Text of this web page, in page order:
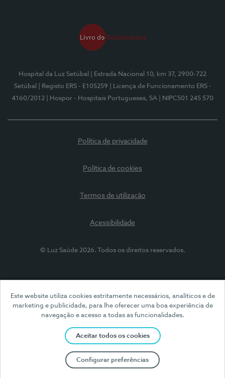
Este website utiliza cookies estritamente necessários, analíticos e de
marketing e publicidade, para lhe oferecer uma boa experiência de
navegação e acesso a todas as funcionalidades.
Aceitar todos os cookies
Configurar preferências
Hospital da Luz Setúbal
| Estrada Nacional 10, km 37, 2900-722
Setúbal
| Registo ERS - E105259
| Licença de Funcionamento ERS -
4160/2012
| Hospor - Hospitais Portugueses, SA | NIPC501 245 570
Política de privacidade
Política de cookies
Termos de utilização
Acessibilidade
© Luz Saúde 2026. Todos os direitos reservados.